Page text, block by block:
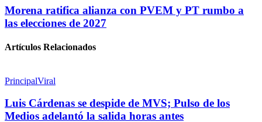
Morena ratifica alianza con PVEM y PT rumbo a
las elecciones de 2027
Artículos Relacionados
PrincipalViral
Luis Cárdenas se despide de MVS; Pulso de los
Medios adelantó la salida horas antes